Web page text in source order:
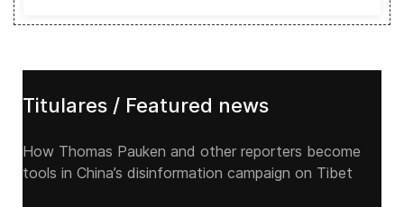
Titulares / Featured news
How Thomas Pauken and other reporters become
tools in China’s disinformation campaign on Tibet